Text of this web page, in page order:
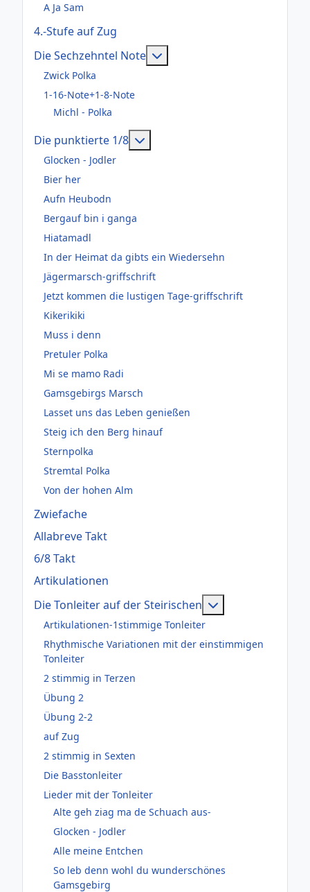
A Ja Sam
4.-Stufe auf Zug
Die Sechzehntel Note
Zwick Polka
1-16-Note+1-8-Note
Michl - Polka
Die punktierte 1/8
Glocken - Jodler
Bier her
Aufn Heubodn
Bergauf bin i ganga
Hiatamadl
In der Heimat da gibts ein Wiedersehn
Jägermarsch-griffschrift
Jetzt kommen die lustigen Tage-griffschrift
Kikerikiki
Muss i denn
Pretuler Polka
Mi se mamo Radi
Gamsgebirgs Marsch
Lasset uns das Leben genießen
Steig ich den Berg hinauf
Sternpolka
Stremtal Polka
Von der hohen Alm
Zwiefache
Allabreve Takt
6/8 Takt
Artikulationen
Die Tonleiter auf der Steirischen
Artikulationen-1stimmige Tonleiter
Rhythmische Variationen mit der einstimmigen
Tonleiter
2 stimmig in Terzen
Übung 2
Übung 2-2
auf Zug
2 stimmig in Sexten
Die Basstonleiter
Lieder mit der Tonleiter
Alte geh ziag ma de Schuach aus-
Glocken - Jodler
Alle meine Entchen
So leb denn wohl du wunderschönes
Gamsgebirg